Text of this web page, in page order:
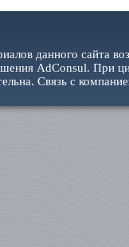
данного сайта
AdConsul. При
Cвязь с